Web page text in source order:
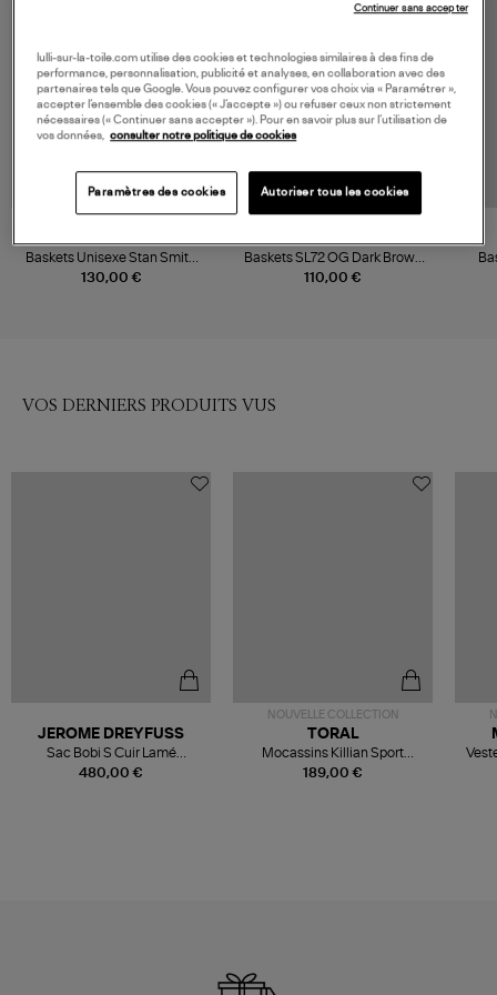
130,00 €
Baskets Unisexe Stan Smith
Lux Clowhi Cwhite Green
110,00 €
Baskets SL72 OG Dark Brown
Off White Semi Impact Orange
VOS DERNIERS PRODUITS VUS
480,00 €
JEROME DREYFUSS
Sac Bobi S Cuir Lamé
Champagne
NOUVELLE COLLECTION
189,00 €
TORAL
Mocassins Killian Sport
Mousse
lulli-sur-la-toile.com utilise des cookies et technologies similaires à des fins de
performance, personnalisation, publicité et analyses, en collaboration avec des
partenaires tels que Google. Vous pouvez configurer vos choix via « Paramétrer »,
accepter l’ensemble des cookies (« J’accepte ») ou refuser ceux non strictement
nécessaires (« Continuer sans accepter »). Pour en savoir plus sur l’utilisation de
vos données,
consulter notre politique de cookies
Paramètres des cookies Autoriser tous les cookies
Continuer sans accepter